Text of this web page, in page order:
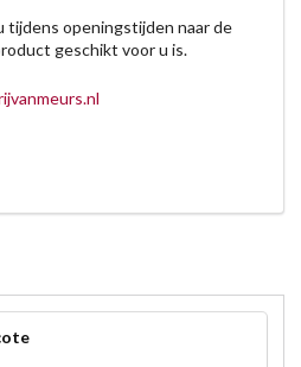
tijdens openingstijden naar de
geschikt voor u is.